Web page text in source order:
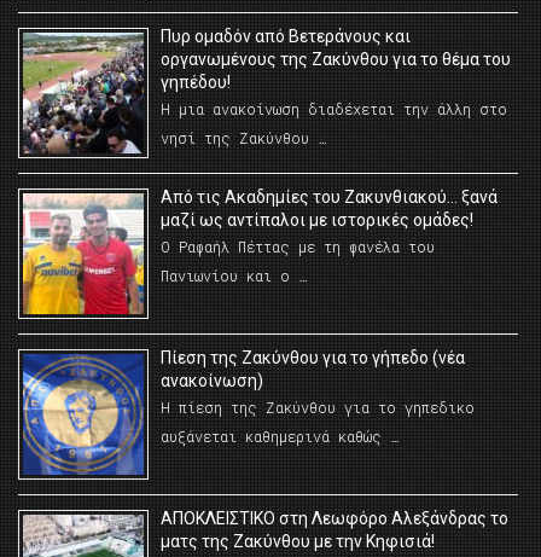
Πυρ ομαδόν από Βετεράνους και
οργανωμένους της Ζακύνθου για το θέμα του
γηπέδου!
Η μια ανακοίνωση διαδέχεται την άλλη στο
νησί της Ζακύνθου …
Από τις Ακαδημίες του Ζακυνθιακού… ξανά
μαζί ως αντίπαλοι με ιστορικές ομάδες!
Ο Ραφαήλ Πέττας με τη φανέλα του
Πανιωνίου και ο …
Πίεση της Ζακύνθου για το γήπεδο (νέα
ανακοίνωση)
Η πίεση της Ζακύνθου για το γηπεδικο
αυξάνεται καθημερινά καθώς …
AΠΟΚΛΕΙΣΤΙΚΟ στη Λεωφόρο Αλεξάνδρας το
ματς της Ζακύνθου με την Κηφισιά!